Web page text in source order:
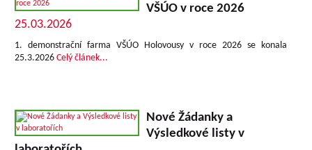
VŠÚO v roce 2026
25.03.2026
1. demonstrační farma VŠÚO Holovousy v roce 2026 se konala
25.3.2026Celý článek...
Nové Žádanky a
Výsledkové listy v